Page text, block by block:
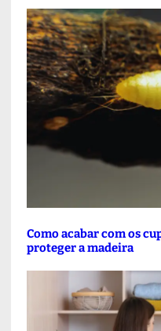
Como acabar com os
proteger a madeira